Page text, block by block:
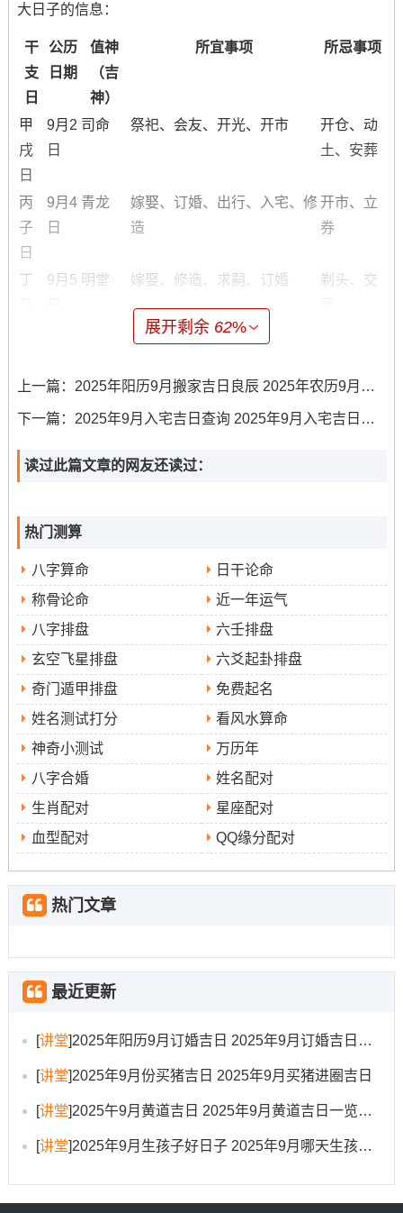
大日子的信息：
干
支
日
公历
日期
值神
（吉
神）
所宜事项 所忌事项
甲
戌
日
9月2
日
司命 祭祀、会友、开光、开市
开仓、动
土、安葬
丙
子
日
9月4
日
青龙
嫁娶、订婚、出行、入宅、修
造
开市、立
券
丁
9月5 明堂 嫁娶、修造、求嗣、订婚
剃头、交
午
10日
葬
未
日
11日
婚
酉
日
13日
戊
子
日
9月
16日
司命 沐浴、盖屋、饰垣
问卜、移
徙
庚
寅
日
9月
18日
青龙 修造、动土、订婚、安葬
甲
日
9月
22日
金匮
壬
寅
日
9月
30
日
青龙
结婚、订婚、乔迁、开
工、签约、出行、安葬等
无
2025年乙巳年太岁坐镇东南方 岁破再西北方 -三煞
会变化、举个例子本月正东方为三碧木，与年星九紫火相
会、木火相生- 但也需防口舌;可放置粉色物件化解？
而 中宫方位本月为五黄煞，年星二黑病符星飞临- 二五交
加，宜用铜铃等金属物品化解！
展开剩余 62%
上一篇： 2025年阳历9月搬家吉日良辰 2025年农历9月份搬家吉日
下一篇： 2025年9月入宅吉日查询 2025年9月入宅吉日哪几天
读过此篇文章的网友还读过：
热门测算
八字算命
日干论命
称骨论命
近一年运气
八字排盘
六壬排盘
玄空飞星排盘
六爻起卦排盘
奇门遁甲排盘
免费起名
姓名测试打分
看风水算命
神奇小测试
万历年
八字合婚
姓名配对
生肖配对
星座配对
血型配对
QQ缘分配对
热门文章
最近更新
[讲堂]2025年阳历9月订婚吉日 2025年9月订婚吉日有哪几天
[讲堂]2025年9月份买猪吉日 2025年9月买猪进圈吉日
[讲堂]2025午9月黄道吉日 2025年9月黄道吉日一览表大全
[讲堂]2025年9月生孩子好日子 2025年9月哪天生孩子比较好